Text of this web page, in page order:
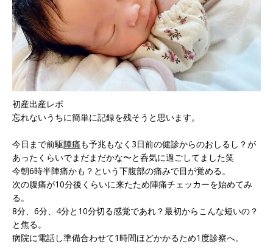
初産出産レポ
忘れないうちに簡単に記録を残そうと思います。
今日まで前駆陣痛も予兆もなく3日前の健診からのおしるし？が
あったくらいでまだまだかな〜と呑気に過ごしてました笑
今朝6時半陣痛かも？という下腹部の痛みで目が覚める。
次の腹痛が10分後くらいに来たため陣痛チェッカーを始めてみ
る。
8分、6分、4分と10分切る感覚であれ？最初からこんな短いの？
と焦る。
病院に電話し準備合わせて1時間ほどかかるため1度診察へ。